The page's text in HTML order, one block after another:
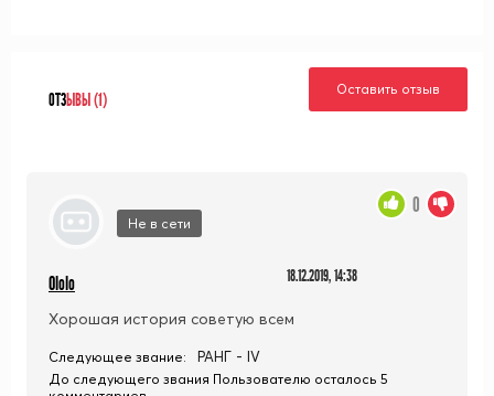
ОТЗЫВЫ (1)
Оставить отзыв
Не в сети
Ololo 18.12.2019, 14:38
Хорошая история советую всем
0
Следующее звание: РАНГ - IV
До следующего звания Пользователю осталось 5